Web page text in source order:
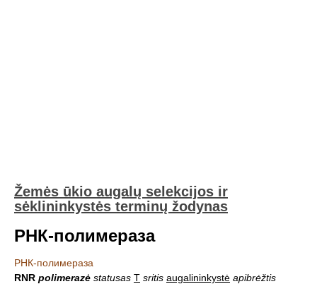
Žemės ūkio augalų selekcijos ir
sėklininkystės terminų žodynas
РНК-полимераза
РНК-полимераза
RNR polimerazė statusas T sritis augalininkystė apibrėžtis